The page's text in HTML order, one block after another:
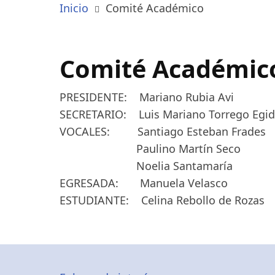
Inicio Comité Académico
Comité
PRESIDENTE: Mariano Rubia Avi
SECRETARIO: Luis Mariano Torrego
VOCALES: Santiago Esteban Frades
Paulino Martín Seco
Noelia Santamaría
EGRESADA: Manuela Velasco
ESTUDIANTE: Celina Rebollo de Rozas